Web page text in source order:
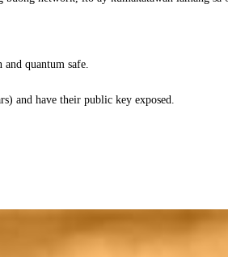
quantum safe.
and have their public key exposed.